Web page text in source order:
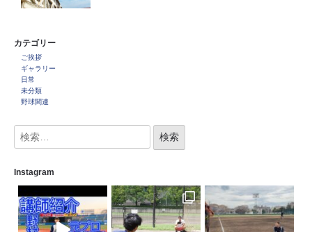
カテゴリー
ご挨拶
ギャラリー
日常
未分類
野球関連
Instagram